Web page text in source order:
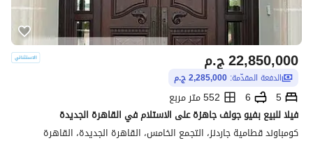
ج.م22,850,000
الدفعة المقدّمة: 2,285,000 ج.م
5
6
552 متر مربع
فيلا للبيع بفيو جولف جاهزة على الاستلام في القاهرة الجديدة
كومباوند قطامية جاردنز، التجمع الخامس، القاهرة الجديدة، القاهرة